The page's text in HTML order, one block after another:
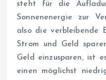
steht für die
Sonnenenergie zur
also die verbleibende
Strom und Geld
Geld einzusparen, ist
einen möglichst